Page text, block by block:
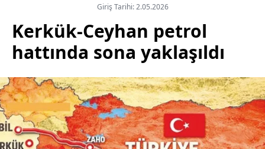
Giriş Tarihi: 2.05.2026
Kerkük-Ceyhan petrol
hattında sona yaklaşıldı